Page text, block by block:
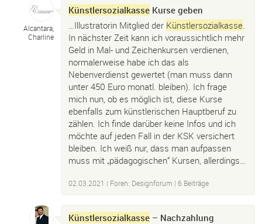
Alcantara,
Charline
Künstlersozialkasse Kurse geben
…Illustratorin Mitglied der Künstlersozialkasse.
In nächster Zeit kann ich voraussichtlich mehr
Geld in Mal- und Zeichenkursen verdienen,
normalerweise habe ich das als
Nebenverdienst gewertet (man muss dann
unter 450 Euro monatl. bleiben). Ich frage
mich nun, ob es möglich ist, diese Kurse
ebenfalls zum künstlerischen Hauptberuf zu
zählen. Ich finde darüber keine Infos und ich
möchte auf jeden Fall in der KSK versichert
bleiben. Ich weiß nur, dass man aufpassen
muss mit „pädagogischen“ Kursen, allerdings…
02.03.2021 | Foren: Designforum | 6 Beiträge
Künstlersozialkasse – Nachzahlung